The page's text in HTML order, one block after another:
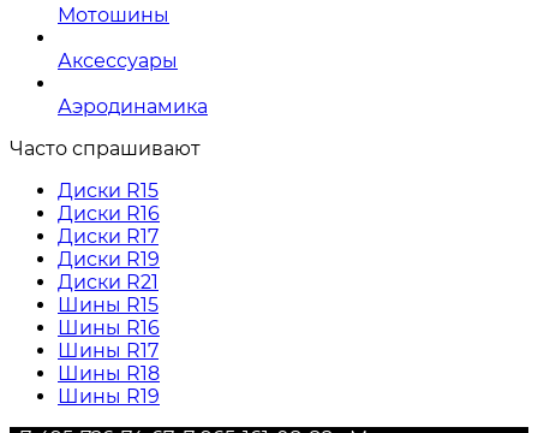
Мотошины
Аксессуары
Аэродинамика
Часто спрашивают
Диски R15
Диски R16
Диски R17
Диски R19
Диски R21
Шины R15
Шины R16
Шины R17
Шины R18
Шины R19